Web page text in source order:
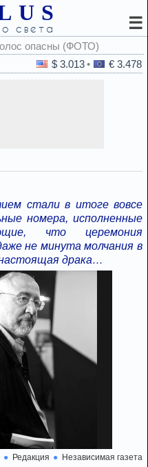
света ☰
$ 3.013 € 3.478
стали в итоге вовсе
номера, исполненные
что церемония
не минута молчания в
драка…
Редакция Независимая газета